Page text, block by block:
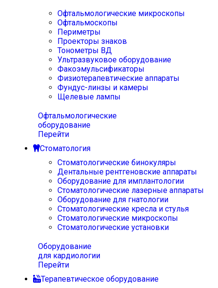
Офтальмологические микроскопы
Офтальмоскопы
Периметры
Проекторы знаков
Тонометры ВД
Ультразвуковое оборудование
Факоэмульсификаторы
Физиотерапевтические аппараты
Фундус-линзы и камеры
Щелевые лампы
Офтальмологические
оборудование
Перейти
Стоматология
Стоматологические бинокуляры
Дентальные рентгеновские аппараты
Оборудование для имплантологии
Стоматологические лазерные аппараты
Оборудование для гнатологии
Стоматологические кресла и стулья
Стоматологические микроскопы
Стоматологические установки
Оборудование
для кардиологии
Перейти
Терапевтическое оборудование